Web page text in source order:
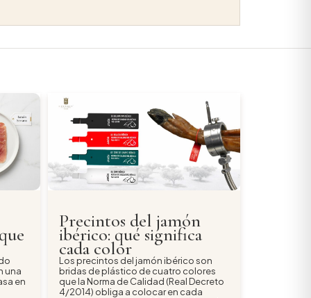
una
en
Precintos del jamón
ibérico: qué significa
cada color
Los precintos del jamón ibérico son
bridas de plástico de cuatro colores
que la Norma de Calidad (Real Decreto
4/2014) obliga a colocar en cada